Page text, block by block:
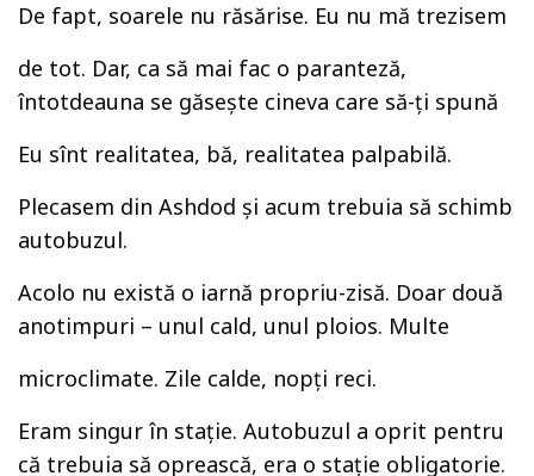
De fapt, soarele nu răsărise. Eu nu mă trezisem
de tot. Dar, ca să mai fac o paranteză,
întotdeauna se găseşte cineva care să-ţi spună
Eu sînt realitatea, bă, realitatea palpabilă.
Plecasem din Ashdod şi acum trebuia să schimb
autobuzul.
Acolo nu există o iarnă propriu-zisă. Doar două
anotimpuri – unul cald, unul ploios. Multe
microclimate. Zile calde, nopţi reci.
Eram singur în staţie. Autobuzul a oprit pentru
că trebuia să oprească, era o staţie obligatorie.